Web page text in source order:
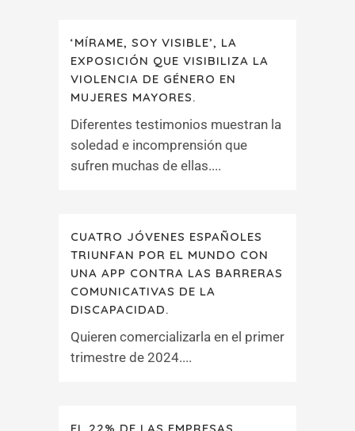
‘MÍRAME, SOY VISIBLE’, LA
EXPOSICIÓN QUE VISIBILIZA LA
VIOLENCIA DE GÉNERO EN
MUJERES MAYORES.
Diferentes testimonios muestran la
soledad​​​​​​​ e incomprensión que
sufren muchas de ellas....
CUATRO JÓVENES ESPAÑOLES
TRIUNFAN POR EL MUNDO CON
UNA APP CONTRA LAS BARRERAS
COMUNICATIVAS DE LA
DISCAPACIDAD.
Quieren comercializarla en el primer
trimestre de 2024....